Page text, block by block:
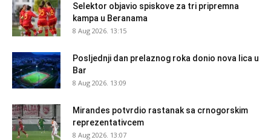
Selektor objavio spiskove za tri pripremna
kampa u Beranama
8 Aug 2026. 13:15
Posljednji dan prelaznog roka donio nova lica u
Bar
8 Aug 2026. 13:09
Mirandes potvrdio rastanak sa crnogorskim
reprezentativcem
8 Aug 2026. 13:07